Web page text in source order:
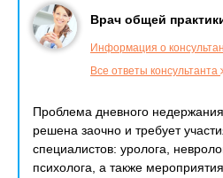
Врач общей
Информация о
Все ответы консультанта
Проблема дневного
решена заочно и требует
специалистов: уролога,
психолога, а также